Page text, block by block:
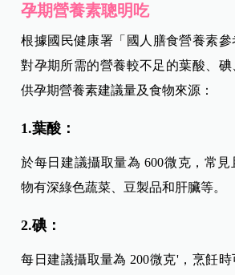
孕期營養素聰明吃
根據國民健康署「國人膳食營養素
對孕期所需的營養較不足的葉酸、碘
供孕期營養素建議量及食物來源：
1.葉酸：
於每日建議攝取量為 600微克，常
物有深綠色蔬菜、豆製品和肝臟等。
2.碘：
每日建議攝取量為 200微克'，烹飪